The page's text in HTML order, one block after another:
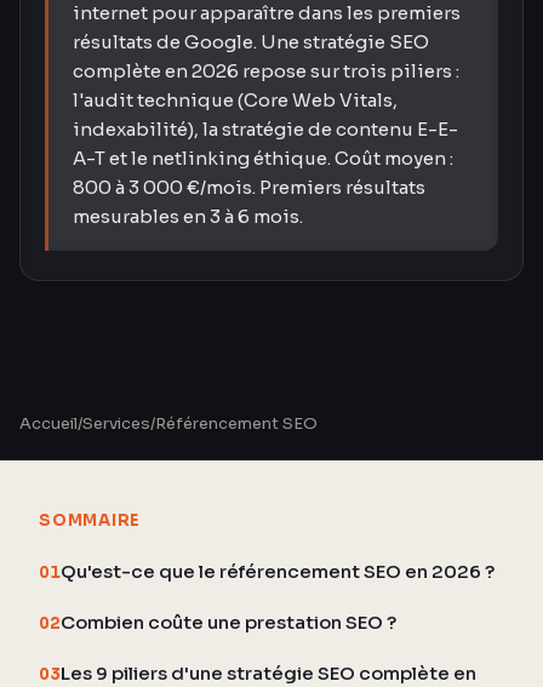
internet pour apparaître dans les premiers
résultats de Google. Une stratégie SEO
complète en 2026 repose sur trois piliers :
l'audit technique (Core Web Vitals,
indexabilité), la stratégie de contenu E-E-
A-T et le netlinking éthique. Coût moyen :
800 à 3 000 €/mois. Premiers résultats
mesurables en 3 à 6 mois.
Accueil/Services/Référencement SEO
SOMMAIRE
01Qu'est-ce que le référencement SEO en 2026 ?
02Combien coûte une prestation SEO ?
03Les 9 piliers d'une stratégie SEO complète en